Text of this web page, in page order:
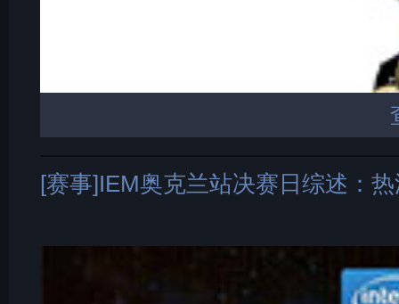
[赛事]IEM奥克兰站决赛日综述：